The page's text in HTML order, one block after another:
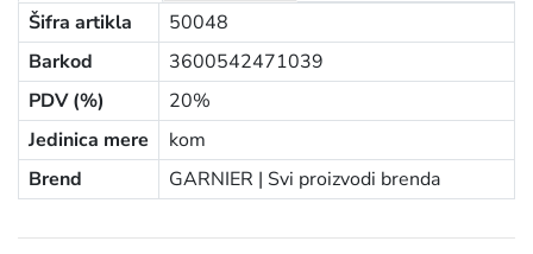
Šifra artikla
50048
Barkod
3600542471039
PDV (%)
20%
Jedinica mere
kom
Brend
GARNIER | Svi proizvodi brenda